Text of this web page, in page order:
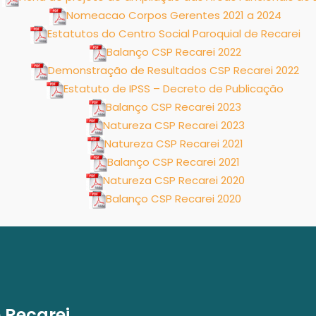
Nomeacao Corpos Gerentes 2021 a 2024
Estatutos do Centro Social Paroquial de Recarei
Balanço CSP Recarei 2022
Demonstração de Resultados CSP Recarei 2022
Estatuto de IPSS – Decreto de Publicação
Balanço CSP Recarei 2023
Natureza CSP Recarei 2023
Natureza CSP Recarei 2021
Balanço CSP Recarei 2021
Natureza CSP Recarei 2020
Balanço CSP Recarei 2020